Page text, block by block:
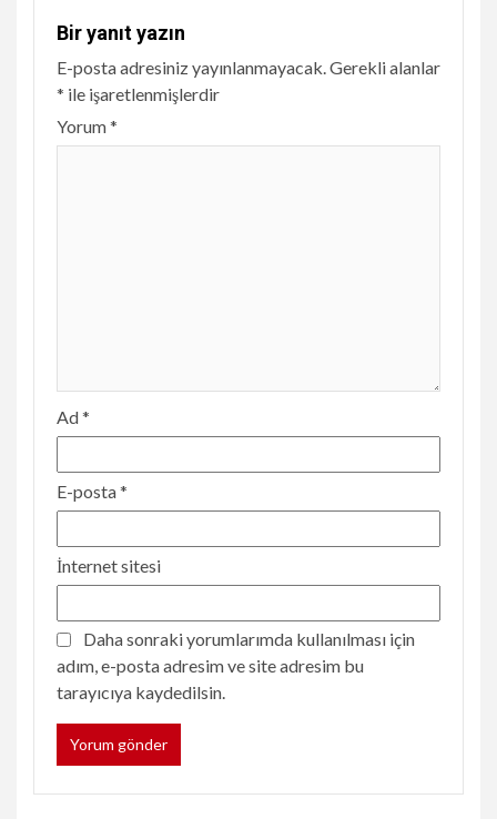
Bir yanıt yazın
E-posta adresiniz yayınlanmayacak.Gerekli alanlar
* ile işaretlenmişlerdir
Yorum*
Ad*
E-posta*
İnternet sitesi
Daha sonraki yorumlarımda kullanılması için
adım, e-posta adresim ve site adresim bu
tarayıcıya kaydedilsin.